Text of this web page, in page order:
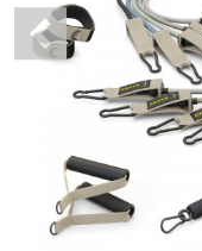
Previous